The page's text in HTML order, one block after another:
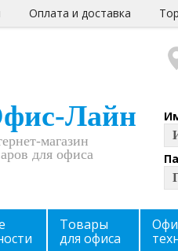
Оплата и доставка
Лайн
магазин
для офиса
Товары
для офиса